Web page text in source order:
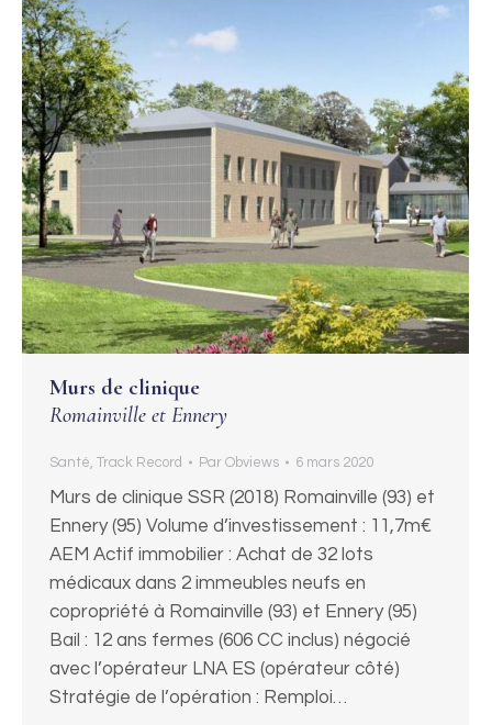
Murs de clinique
Romainville et Ennery
Santé, Track Record Par Obviews 6 mars 2020
Murs de clinique SSR (2018) Romainville (93) et
Ennery (95) Volume d’investissement : 11,7m€
AEM Actif immobilier : Achat de 32 lots
médicaux dans 2 immeubles neufs en
copropriété à Romainville (93) et Ennery (95)
Bail : 12 ans fermes (606 CC inclus) négocié
avec l’opérateur LNA ES (opérateur côté)
Stratégie de l’opération : Remploi…